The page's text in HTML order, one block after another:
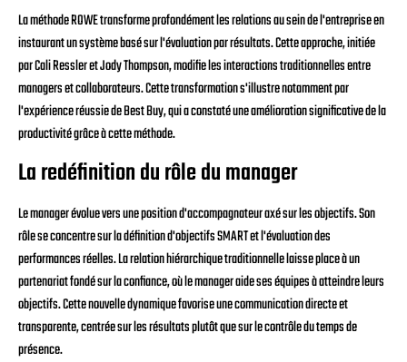
La méthode ROWE transforme profondément les relations au sein de l'entreprise en
instaurant un système basé sur l'évaluation par résultats. Cette approche, initiée
par Cali Ressler et Jody Thompson, modifie les interactions traditionnelles entre
managers et collaborateurs. Cette transformation s'illustre notamment par
l'expérience réussie de Best Buy, qui a constaté une amélioration significative de la
productivité grâce à cette méthode.
La redéfinition du rôle du manager
Le manager évolue vers une position d'accompagnateur axé sur les objectifs. Son
rôle se concentre sur la définition d'objectifs SMART et l'évaluation des
performances réelles. La relation hiérarchique traditionnelle laisse place à un
partenariat fondé sur la confiance, où le manager aide ses équipes à atteindre leurs
objectifs. Cette nouvelle dynamique favorise une communication directe et
transparente, centrée sur les résultats plutôt que sur le contrôle du temps de
présence.